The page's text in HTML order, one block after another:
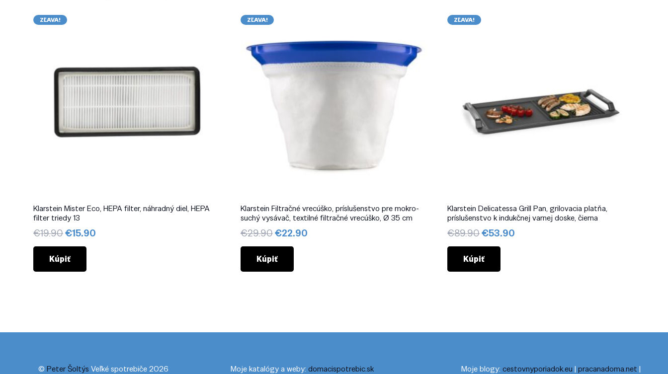
ZĽAVA!
Klarstein Mister Eco, HEPA filter, náhradný diel, HEPA
filter triedy 13
€19.90Pôvodná
cena
bola:
€19.90.
€15.90
Kúpiť
ZĽAVA!
Klarstein Filtračné vrecúško, príslušenstvo pre mokro-
suchý vysávač, textilné filtračné vrecúško, Ø 35 cm
€29.90Pôvodná
cena
bola:
€29.90.
€22.90Aktuálna
Kúpiť
ZĽAVA!
Klarstein Delicatessa Grill Pan, grilovacia platňa,
príslušenstvo k indukčnej varnej doske, čierna
€89.90Pôvodná
cena
bola:
€89.90.
€53.90
Kúpiť
© Peter Šoltýs Veľké spotrebiče 2026 Moje katalógy a weby: domacispotrebic.sk
Moje blogy: cestovnyporiadok.eu | pracanadoma.net |